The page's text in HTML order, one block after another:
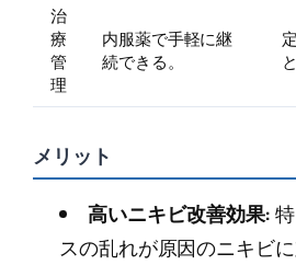
治
療
管
理
内服薬で手軽に継
続できる。
メリット
高いニキビ改善効果:
スの乱れが原因のニキビ